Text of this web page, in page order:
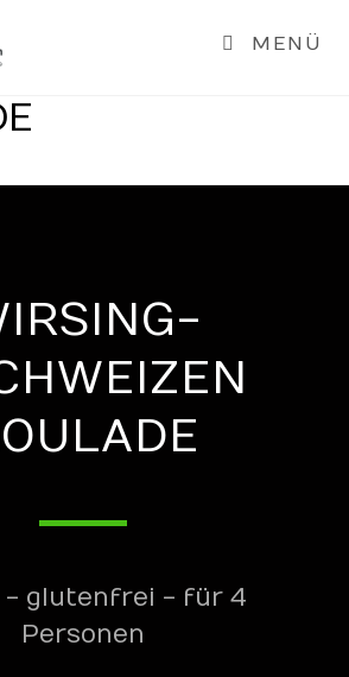
MENÜ
BUCHWEIZEN
- glutenfrei - für 4
Personen